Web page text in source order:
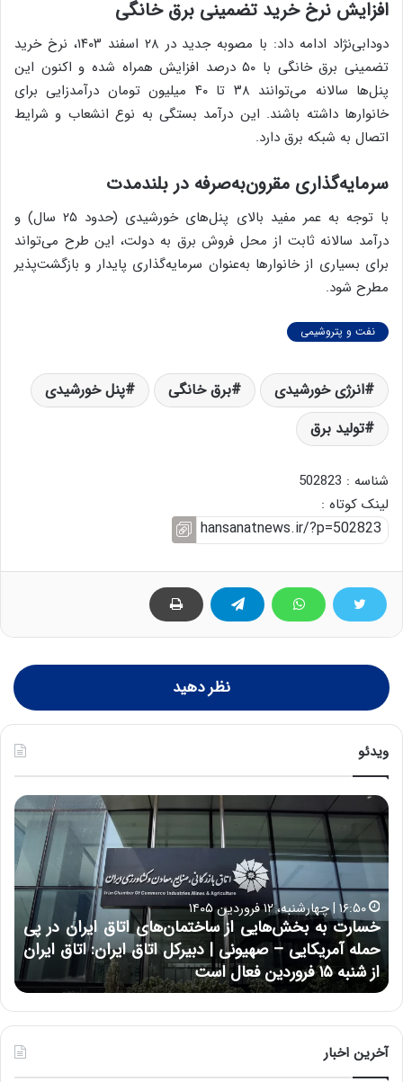
افزایش نرخ خرید تضمینی برق خانگی
دودابی‌نژاد ادامه داد: با مصوبه جدید در ۲۸ اسفند ۱۴۰۳، نرخ خرید
تضمینی برق خانگی با ۵۰ درصد افزایش همراه شده و اکنون این
پنل‌ها سالانه می‌توانند ۳۸ تا ۴۰ میلیون تومان درآمدزایی برای
خانوارها داشته باشند. این درآمد بستگی به نوع انشعاب و شرایط
اتصال به شبکه برق دارد.
سرمایه‌گذاری مقرون‌به‌صرفه در بلندمدت
با توجه به عمر مفید بالای پنل‌های خورشیدی (حدود ۲۵ سال) و
درآمد سالانه ثابت از محل فروش برق به دولت، این طرح می‌تواند
برای بسیاری از خانوارها به‌عنوان سرمایه‌گذاری پایدار و بازگشت‌پذیر
مطرح شود.
نفت و پتروشیمی
انرژی خورشیدی برق خانگی
پنل خورشیدی
تولید برق
شناسه : 502823
لینک کوتاه :
نظر دهید
ویدئو
خ
س
ا
ر
ب
ه
خ
ش‌
ه
ا
ی
ی
۱۶:۵۰ | چهارشنبه، ۱۲ فروردین ۱۴۰۵
خسارت به بخش‌هایی از ساختمان‌های اتاق ایران در پی
حمله آمریکایی – صهیونی | دبیرکل اتاق ایران: اتاق ایران
از شنبه ۱۵ فروردین فعال است
و
ر
آخرین اخبار